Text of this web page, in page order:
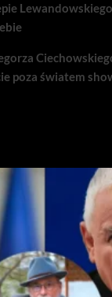
poza światem